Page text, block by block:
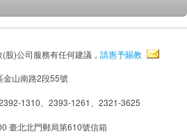
)公司服務有任何建議， 請惠予賜教
金山南路2段55號
1310、2393-1261、2321-3625
臺北北門郵局第610號信箱